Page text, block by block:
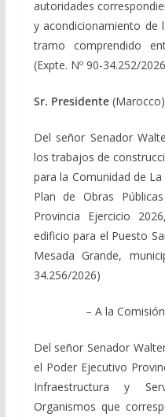
autoridades
y acondicionamiento de
tramo comprendido
(Expte. Nº 90-34.252/
Sr. Presidente
Del señor Senador
los trabajos de
para la Comunidad de
Plan de Obras
Provincia Ejercicio
edificio para el Puesto
Mesada Grande,
34.256/2026)
– A la
Del señor Senador
el Poder Ejecutivo
Infraestructura y
Organismos que